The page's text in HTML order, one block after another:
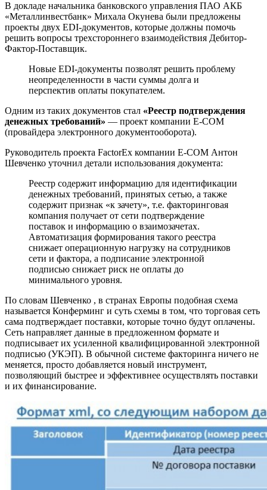
В докладе начальника банковского управления ПАО АКБ
«Металлинвестбанк» Михала Окунева были предложены
проекты двух EDI-документов, которые должны помочь
решить вопросы трехстороннего взаимодействия Дебитор-
Фактор-Поставщик.
Новые EDI-документы позволят решить проблему
неопределенности в части суммы долга и
перспектив оплаты покупателем.
Одним из таких документов стал «Реестр подтверждения
денежных требований» — проект компании E-COM
(провайдера электронного документооборота).
Руководитель проекта FactorEx компании E-COM Антон
Шевченко уточнил детали использования документа:
Реестр содержит информацию для идентификации
денежных требований, принятых сетью, а также
содержит признак «к зачету», т.е. факторинговая
компания получает от сети подтверждение
поставок и информацию о взаимозачетах.
Автоматизация формирования такого реестра
снижает операционную нагрузку на сотрудников
сети и фактора, а подписание электронной
подписью снижает риск не оплаты до
минимального уровня.
По словам Шевченко , в странах Европы подобная схема
называется Конферминг и суть схемы в том, что торговая сеть
сама подтверждает поставки, которые точно будут оплачены.
Сеть направляет данные в предложенном формате и
подписывает их усиленной квалифицированной электронной
подписью (УКЭП). В обычной системе факторинга ничего не
меняется, просто добавляется новый инструмент,
позволяющий быстрее и эффективнее осуществлять поставки
и их финансирование.